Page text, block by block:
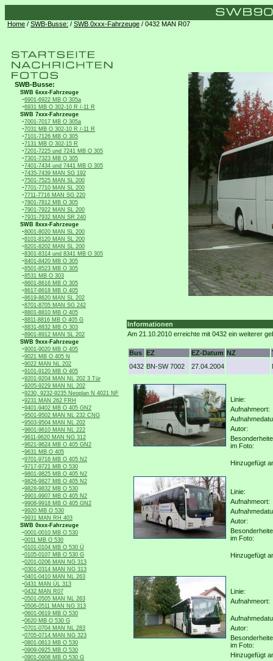
Home / SWB-Busse: / SWB 0xxx-Fahrzeuge / 0432 MAN R07
SWB-Busse:
SWB 6xxx-Fahrzeuge
-6901-6922 MB O 305a
-6931 MB O 302-10 R /-11 R
SWB 7xxx-Fahrzeuge
-7001-7017 MB O 305a
-7031 MB O 302-10 R /-11 R
-7101-7126 MB O 305
-7131 MB O 302-15 R
-7201-7225 und 7241 MB O 305
-7301-7323 MB O 305
-7401-7434 und 7441 MB O 305
-7435-7439 MAN SG 192
-7501-7525 MAN SL 200
-7701-7710 MAN SL 200
-7711-7716 MAN SG 220
-7801-7812 MB O 305
-7901-7922 MAN SL 200
-7931-7932 MAN SR 240
SWB 8xxx-Fahrzeuge
-8001-8020 MAN SL 200
-8101-8120 MAN SL 200
-8201-8202 MAN SL 200
-8301-8314 und 8341 MB O 305
-8401-8420 MB O 305
-8501-8523 MB O 305
-8531 MB O 303
-8601-8616 MB O 305
-8617-8618 MB O 405
-8619-8620 MAN SL 202
-8701-8705 MAN SG 242
-8801-8810 MB O 405
-8811-8816 MB O 405 G
-8831-8832 MB O 303
-8901-8912 MAN SL 202
SWB 9xxx-Fahrzeuge
-9001-9020 MB O 405
-9021 MB O 405 N
-9022 MAN NL 202
-9101-9120 MB O 405
-9201-9204 MAN NL 202 3 Tür
-9205-9229 MAN NL 202
-9230, 9232-9235 Neoplan N 4021 NF
-9231 MAN 262 FRH
-9401-9402 MB O 405 GN2
-9501-9502 MAN NL 232 CNG
-9503-9504 MAN NL 202
-9601-9610 MAN NL 222
-9611-9620 MAN NG 312
-9621-9624 MB O 405 GN2
-9631 MB O 405
-9701-9716 MB O 405 N2
-9717-9721 MB O 530
-9801-9825 MB O 405 N2
-9826-9827 MB O 405 N2
-9828-9832 MB O 530
-9901-9907 MB O 405 N2
-9908-9918 MB O 405 GN2
-9920 MB O 530
-9931 MAN RH 403
SWB 0xxx-Fahrzeuge
-0001-0010 MB O 530
-0011 MB O 530
-0101-0104 MB O 530 Ü
-0105-0107 MB O 530 G
-0201-0206 MAN NG 313
-0301-0314 MAN NG 313
-0401-0410 MAN NL 263
-0431 MAN ÜL 313
-0432 MAN R07
-0501-0505 MAN NL 263
-0506-0511 MAN NG 313
-0601-0619 MB O 530
-0620 MB O 530 G
-0701-0704 MAN NL 283
-0705-0714 MAN NG 323
-0801-0813 MB O 530
-0909-0925 MB O 530
-0901-0908 MB O 530 G
Informationen
Am 21.10.2010 erreichte mit 0432 ein weiterer
Bus EZ EZ-Datum NZ
0432 BN-SW 7002 27.04.2004
Linie:
Aufnahmeort:
Autor:
im Foto:
Hinzugefügt
Linie:
Aufnahmeort:
Autor:
im Foto:
Hinzugefügt
Linie:
Aufnahmeort:
Autor:
im Foto:
Hinzugefügt